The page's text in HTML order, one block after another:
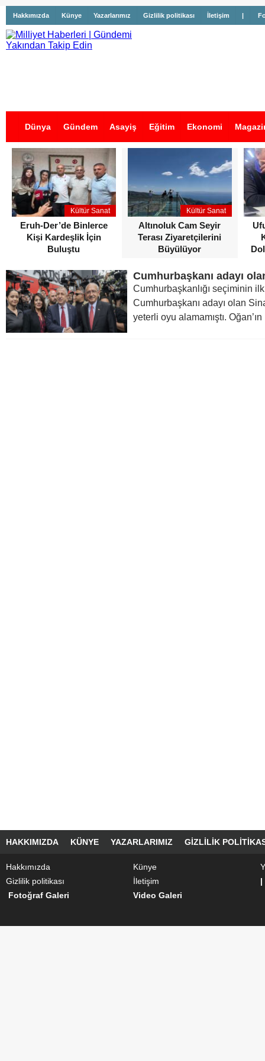
Hakkımızda Künye Yazarlarımız Gizlilik politikası İletişim |
Dünya Gündem Asayiş Eğitim Ekonomi
İş İlanları
Kültür Sanat
Eruh-Der’de Binlerce
Kişi Kardeşlik İçin
Buluştu
Kültür Sanat
Altınoluk Cam Seyir
Terası Ziyaretçilerini
Büyülüyor
Cumhurbaşkanlığı seçiminin ilk
Cumhurbaşkanı adayı olan
yeterli oyu alamamıştı. Oğan’ın
HAKKIMIZDA KÜNYE YAZARLARIMIZ GIZLILIK
Hakkımızda Künye
Gizlilik politikası
İletişim
|
Fotoğraf Galeri
Video Galeri